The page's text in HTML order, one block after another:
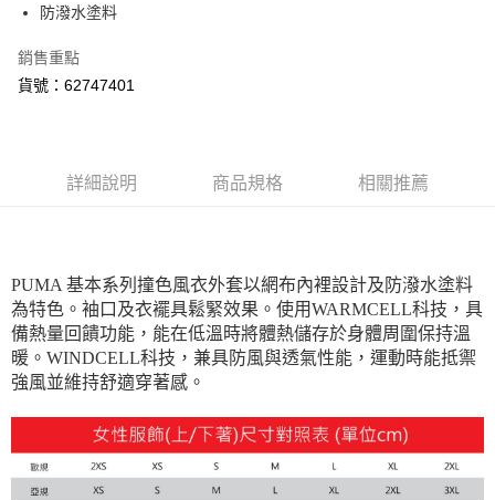
每筆NT$150，滿NT$1,800(含以上)免運費
宅配貨到付款(離島恕不配送)
防潑水塗料
銷售重點
貨號：62747401
詳細說明 商品規格 相關推薦
PUMA 基本系列撞色風衣外套以網布內裡設計及防潑水塗料
為特色。袖口及衣襬具鬆緊效果。使用WARMCELL科技，具
備熱量回饋功能，能在低溫時將體熱儲存於身體周圍保持溫
暖。WINDCELL科技，兼具防風與透氣性能，運動時能抵禦
強風並維持舒適穿著感。